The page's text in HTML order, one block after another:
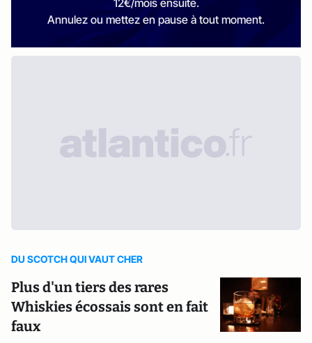
12€/mois ensuite.
Annulez ou mettez en pause à tout moment.
DU SCOTCH QUI VAUT CHER
Plus d'un tiers des rares
Whiskies écossais sont en fait
faux